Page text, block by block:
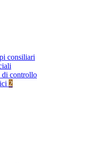
consiliari
di controllo
2